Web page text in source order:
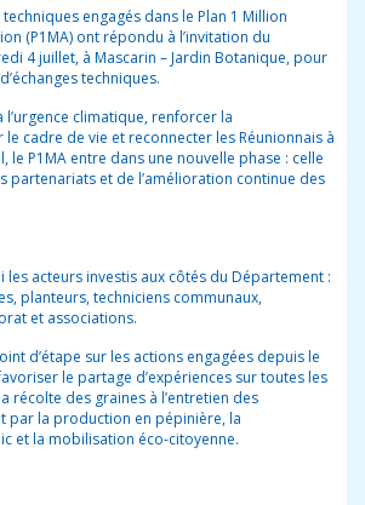
engagés dans le Plan 1 Million
(P1MA) ont répondu à l’invitation du
4 juillet, à Mascarin – Jardin Botanique, pour
techniques.
climatique, renforcer la
cadre de vie et reconnecter les Réunionnais à
P1MA entre dans une nouvelle phase : celle
partenariats et de l’amélioration continue des
les acteurs investis aux côtés du Département :
planteurs, techniciens communaux,
et associations.
d’étape sur les actions engagées depuis le
le partage d’expériences sur toutes les
récolte des graines à l’entretien des
par la production en pépinière, la
et la mobilisation éco-citoyenne.